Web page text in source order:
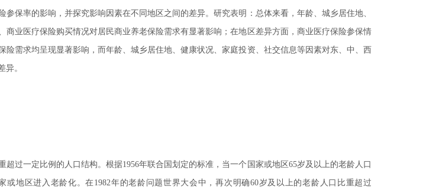
参保率的影响，并探究影响因素在不同地区之间的差异。研究表明：总体来看，年龄、城乡居住地、
商业医疗保险购买情况对居民商业养老保险需求有显著影响；在地区差异方面，商业医疗保险参保情
险需求均呈现显著影响，而年龄、城乡居住地、健康状况、家庭投资、社交信息等因素对东、中、西
异。
超过一定比例的人口结构。根据1956年联合国划定的标准，当一个国家或地区65岁及以上的老龄人口
或地区进入老龄化。在1982年的老龄问题世界大会中，再次明确60岁及以上的老龄人口比重超过